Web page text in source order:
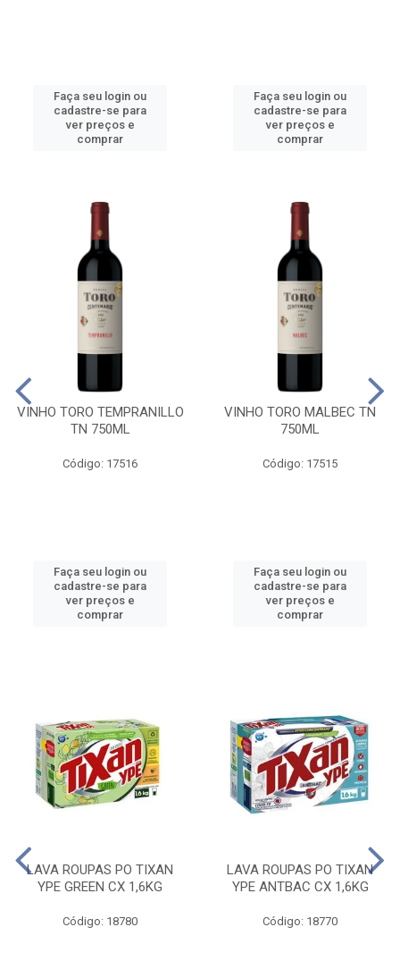
Faça seu login ou
cadastre-se para
ver preços e
comprar
Faça seu login ou
cadastre-se para
ver preços e
comprar
VINHO TORO TEMPRANILLO
TN 750ML
Código: 17516
Faça seu login ou
cadastre-se para
ver preços e
comprar
VINHO TORO MALBEC TN
750ML
Código: 17515
Faça seu login ou
cadastre-se para
ver preços e
comprar
LAVA ROUPAS PO TIXAN
YPE GREEN CX 1,6KG
Código: 18780
LAVA ROUPAS PO TIXAN
YPE ANTBAC CX 1,6KG
Código: 18770